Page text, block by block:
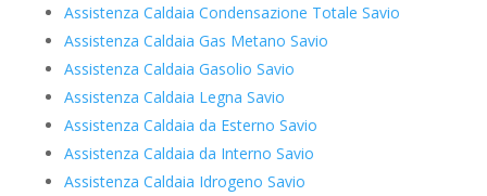
Assistenza Caldaia Condensazione Totale Savio
Assistenza Caldaia Gas Metano Savio
Assistenza Caldaia Gasolio Savio
Assistenza Caldaia Legna Savio
Assistenza Caldaia da Esterno Savio
Assistenza Caldaia da Interno Savio
Assistenza Caldaia Idrogeno Savio